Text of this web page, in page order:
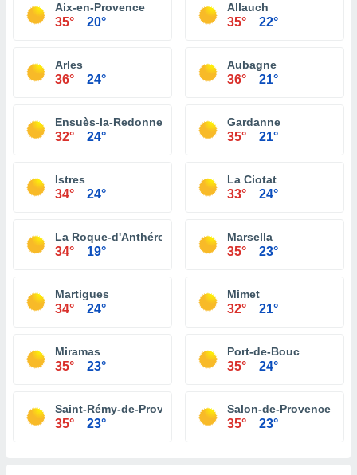
Aix-en-Provence
35° 20°
Allauch
35° 22°
Arles
36° 24°
Aubagne
36° 21°
Ensuès-la-Redonne
32° 24°
Gardanne
35° 21°
Istres
34° 24°
La Ciotat
33° 24°
La Roque-d'Anthéron
34° 19°
Marsella
35° 23°
Martigues
34° 24°
Mimet
32° 21°
Miramas
35° 23°
Port-de-Bouc
35° 24°
Saint-Rémy-de-Provence
35° 23°
Salon-de-Provence
35° 23°